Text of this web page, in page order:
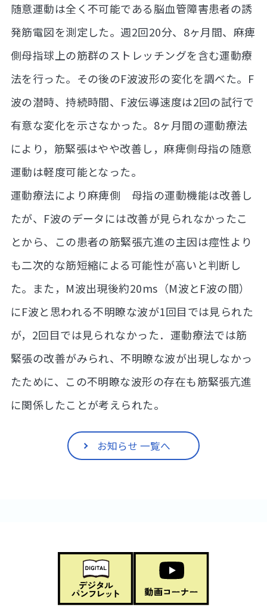
随意運動は全く不可能である脳血管障害患者の誘
発筋電図を測定した。週2回20分、8ヶ月間、麻痺
側母指球上の筋群のストレッチングを含む運動療
法を行った。その後のF波波形の変化を調べた。F
波の潜時、持続時間、F波伝導速度は2回の試行で
有意な変化を示さなかった。8ヶ月間の運動療法
により，筋緊張はやや改善し，麻痺側母指の随意
運動は軽度可能となった。
運動療法により麻痺側 母指の運動機能は改善し
たが、F波のデータには改善が見られなかったこ
とから、この患者の筋緊張亢進の主因は痙性より
も二次的な筋短縮による可能性が高いと判断し
た。また，M波出現後約20ms（M波とF波の間）
にF波と思われる不明瞭な波が1回目では見られた
が，2回目では見られなかった．運動療法では筋
緊張の改善がみられ、不明瞭な波が出現しなかっ
たために、この不明瞭な波形の存在も筋緊張亢進
に関係したことが考えられた。
お知らせ 一覧へ